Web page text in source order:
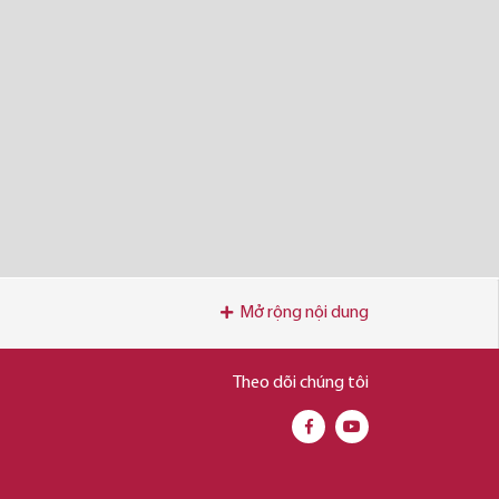
Mở rộng nội dung
Theo dõi chúng tôi